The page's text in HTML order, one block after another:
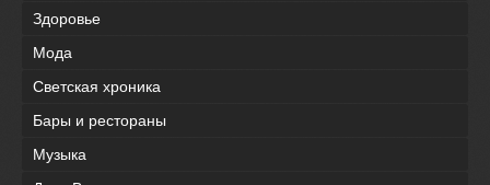
Здоровье
Мода
Светская хроника
Бары и рестораны
Музыка